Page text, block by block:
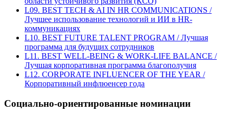
L09. BEST TECH & AI IN HR COMMUNICATIONS /
Лучшее использование технологий и ИИ в HR-
коммуникациях
L10. BEST FUTURE TALENT PROGRAM / Лучшая
программа для будущих сотрудников
L11. BEST WELL-BEING & WORK-LIFE BALANCE /
Лучшая корпоративная программа благополучия
L12. CORPORATE INFLUENCER OF THE YEAR /
Корпоративный инфлюенсер года
Социально-ориентированные номинации